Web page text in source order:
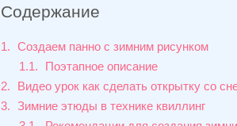
Содержание
1
Создаем панно с зимним рисунком
1.1
Поэтапное описание
2
Видео урок как сделать открытку со
3
Зимние этюды в технике квиллинг